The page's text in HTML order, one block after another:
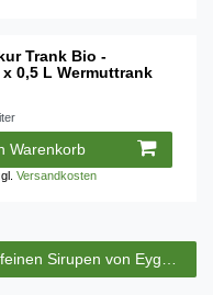
Trank Bio -
0,5 L Wermuttrank
Warenkorb
Versandkosten
🍹 Jetzt wird’s sommerlich: Mit den feinen Sirupen von Eyguebelle entstehen erfrischende Cocktails und köstliche Sommerdrinks.